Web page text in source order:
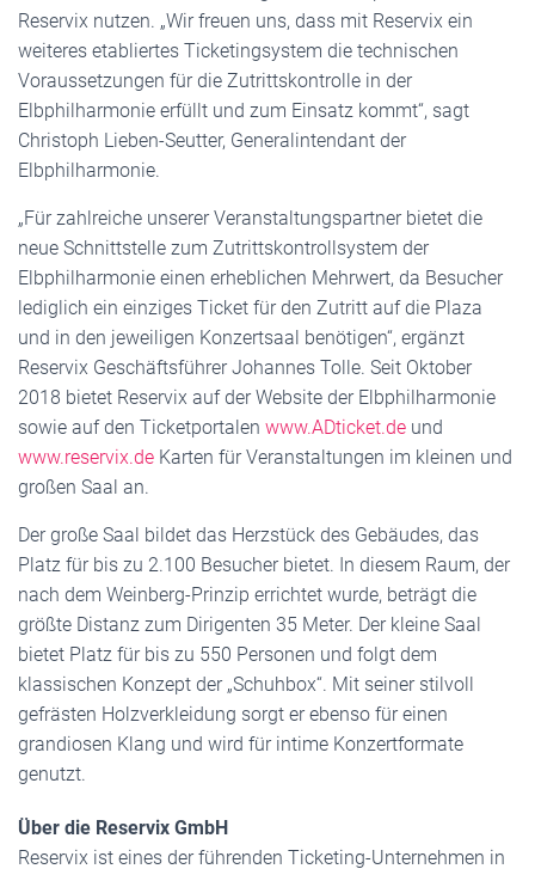
Reservix nutzen. „Wir freuen uns, dass mit Reservix ein
weiteres etabliertes Ticketingsystem die technischen
Voraussetzungen für die Zutrittskontrolle in der
Elbphilharmonie erfüllt und zum Einsatz kommt“, sagt
Christoph Lieben-Seutter, Generalintendant der
Elbphilharmonie.
„Für zahlreiche unserer Veranstaltungspartner bietet die
neue Schnittstelle zum Zutrittskontrollsystem der
Elbphilharmonie einen erheblichen Mehrwert, da Besucher
lediglich ein einziges Ticket für den Zutritt auf die Plaza
und in den jeweiligen Konzertsaal benötigen“, ergänzt
Reservix Geschäftsführer Johannes Tolle. Seit Oktober
2018 bietet Reservix auf der Website der Elbphilharmonie
sowie auf den Ticketportalen www.ADticket.de und
www.reservix.de Karten für Veranstaltungen im kleinen und
großen Saal an.
Der große Saal bildet das Herzstück des Gebäudes, das
Platz für bis zu 2.100 Besucher bietet. In diesem Raum, der
nach dem Weinberg-Prinzip errichtet wurde, beträgt die
größte Distanz zum Dirigenten 35 Meter. Der kleine Saal
bietet Platz für bis zu 550 Personen und folgt dem
klassischen Konzept der „Schuhbox“. Mit seiner stilvoll
gefrästen Holzverkleidung sorgt er ebenso für einen
grandiosen Klang und wird für intime Konzertformate
genutzt.
Über die Reservix GmbH
Reservix ist eines der führenden Ticketing-Unternehmen in